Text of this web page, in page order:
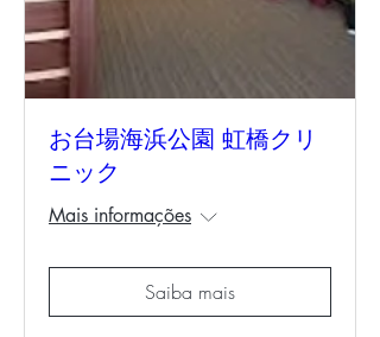
お台場海浜公園 虹橋クリ
ニック
Mais informações
Saiba mais